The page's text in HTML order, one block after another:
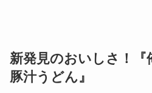
がより引き立ちます。食べ
ら温まる、寒い冬にもぴっ